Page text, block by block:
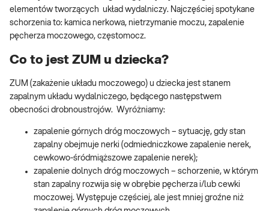
elementów tworzących układ wydalniczy. Najczęściej spotykane
schorzenia to: kamica nerkowa, nietrzymanie moczu, zapalenie
pęcherza moczowego, częstomocz.
Co to jest ZUM u dziecka?
ZUM (zakażenie układu moczowego) u dziecka jest stanem
zapalnym układu wydalniczego, będącego następstwem
obecności drobnoustrojów. Wyróżniamy:
zapalenie górnych dróg moczowych – sytuację, gdy stan
zapalny obejmuje nerki (odmiedniczkowe zapalenie nerek,
cewkowo-śródmiąższowe zapalenie nerek);
zapalenie dolnych dróg moczowych – schorzenie, w którym
stan zapalny rozwija się w obrębie pęcherza i/lub cewki
moczowej. Występuje częściej, ale jest mniej groźne niż